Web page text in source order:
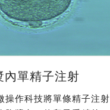
內單精子注射
操作科技將單條精子注射